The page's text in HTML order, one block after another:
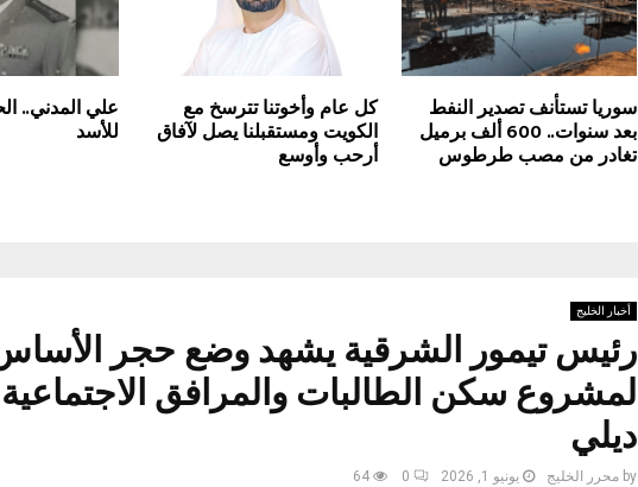
سوريا تستأنف تصدير النفط
بعد سنوات.. 600 ألف برميل
تغادر من مصب طرطوس
كل عام وأخوتنا تترسخ مع
الكويت ومستقبلنا يصل لآفاق
أرحب وأوسع
علي المدني..
للأسد
أخبار الخليج
رئيس تيمور الشرقية يشهد وضع حجر
لمشروع سكن الطالبات والمرافق
ديلي
by محرر الخليج يونيو 1, 2026 0
64